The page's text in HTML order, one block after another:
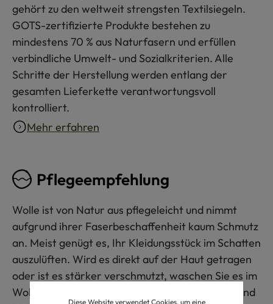
gehört zu den weltweit strengsten Textilsiegeln.
GOTS-zertifizierte Produkte bestehen zu
mindestens 70 % aus Naturfasern und erfüllen
verbindliche Umwelt- und Sozialkriterien. Alle
Schritte der Herstellung werden entlang der
gesamten Lieferkette verantwortungsvoll
kontrolliert.
Mehr erfahren
Pflegeempfehlung
Wolle ist von Natur aus pflegeleicht und nimmt
aufgrund ihrer Faserbeschaffenheit kaum Schmutz
an. Meist genügt es, Ihr Kleidungsstück im Schatten
auszulüften. Wird es direkt auf der Haut getragen
oder ist es stärker verschmutzt, waschen Sie es im
Wollwaschgang bis 30 °C mit Wollwaschmittel und
Diese Website verwendet Cookies, um eine